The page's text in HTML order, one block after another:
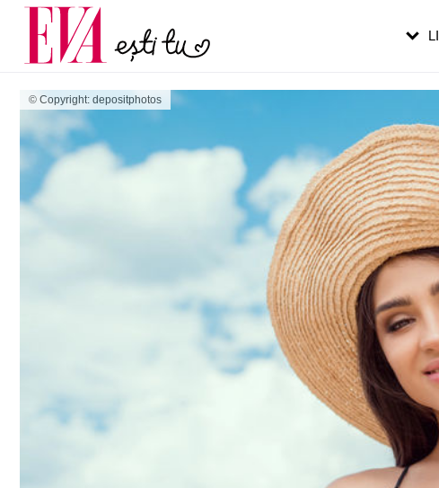
© Copyright: depositphotos
Carieră
Actualitate
pe măsură ce înaintezi în